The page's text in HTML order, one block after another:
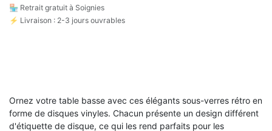
🏪 Retrait gratuit à Soignies
⚡ Livraison : 2-3 jours ouvrables
Ornez votre table basse avec ces élégants sous-verres rétro en
forme de disques vinyles. Chacun présente un design différent
d'étiquette de disque, ce qui les rend parfaits pour les